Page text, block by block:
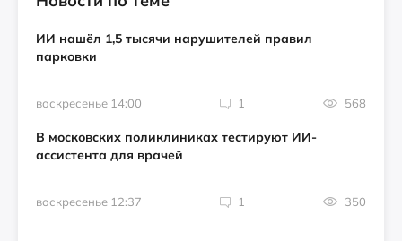
ИИ нашёл 1,5 тысячи нарушителей правил
парковки
воскресенье 14:00 1 568
В московских поликлиниках тестируют ИИ-
ассистента для врачей
воскресенье 12:37 1 350